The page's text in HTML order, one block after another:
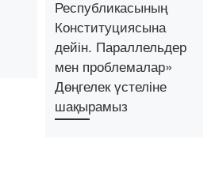
Республикасының
Конституциясына
дейін. Параллельдер
мен проблемалар»
Дөңгелек үстеліне
шақырамыз